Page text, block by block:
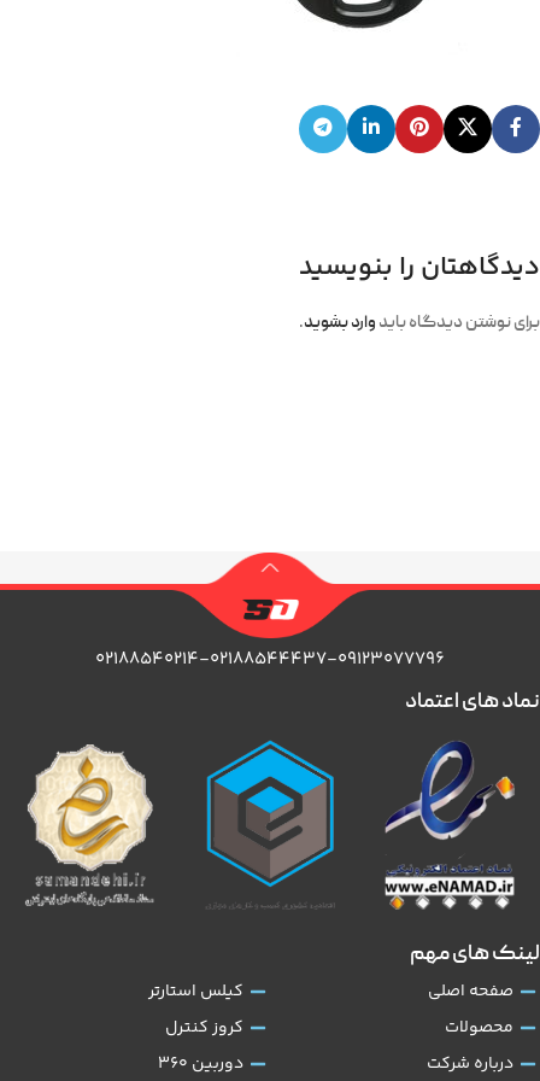
دیدگاهتان را بنویسید
برای نوشتن دیدگاه باید وارد بشوید.
۰۲۱۸۸۵۴۰۲۱۴-۰۲۱۸۸۵۴۴۴۳۷-۰۹۱۲۳۰۷۷۷۹۶
لینک های مهم
صفحه اصلی
محصولات
درباره شرکت
کیلس استارتر
کروز کنترل
دوربین 360
نماد های اعتماد